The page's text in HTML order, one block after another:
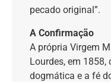
pecado original”.
A Confirmação
A própria Virgem
Lourdes, em
dogmática e a fé